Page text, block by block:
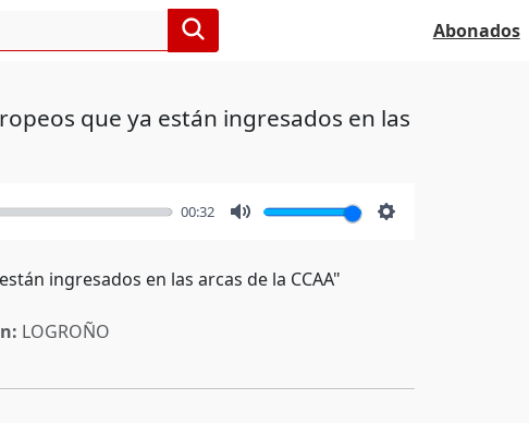
Abonados
que ya están ingresados en las
00:32
ingresados en las arcas de la CCAA"
LOGROÑO